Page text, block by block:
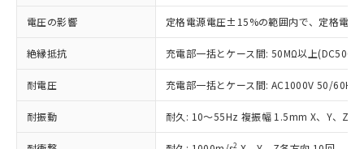
電圧の影響 定格電源電圧±15%の範囲内で、定格電
絶縁抵抗 充電部一括とケース間: 50MΩ以上(DC500V
耐電圧 充電部一括とケース間: AC1000V 50/60Hz
耐振動 耐久: 10～55Hz 複振幅 1.5mm X、Y、Z各
2
当社制御機器事業取扱商品の中には、
本サービスの対象外となる商品もある
ことをご了承ください。
在庫状況および標準価格照会結果は、
記載している更新日時点での社内デー
タに基づき作成されるものであり、閲
覧された時点での実際の在庫および標
非該当品：ライセンス料など無形物で、有
害物質有無と関係のない商品です。
いたものが、含有品と判明した場合などや
むを得ず変更することがあります。
*EU RoHS指令（10物質）：
鉛(Pb) 1000ppm以下、 水銀(Hg) 1000ppm以下、 カド
ミウム(Cd) 100ppm以下、
「○」：最大均質材料含有率が中国RoHSの
基準値以下であることを示します。
「×」：最大均質材料含有率が中国RoHSの
基準値を超えていることを示します。
い合わせください。
為替および外国貿易法に定める商品
（以下｢規制貨物等」という）を輸出
または国外への提供する場合は、日本
国政府の輸出許可(または役務取引許